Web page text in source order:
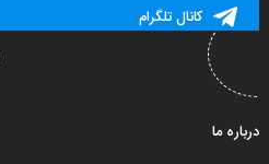
کانال تلگرام
درباره ما